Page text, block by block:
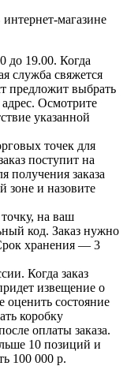
магазине
до 19.00. Когда
служба свяжется
предложит выбрать
Осмотрите
указанной
точек для
поступит на
получения заказа
зоне и назовите
на ваш
код. Заказ нужно
хранения — 3
Когда заказ
извещение о
состояние
коробку
оплаты заказа.
10 позиций и
100 000 р.